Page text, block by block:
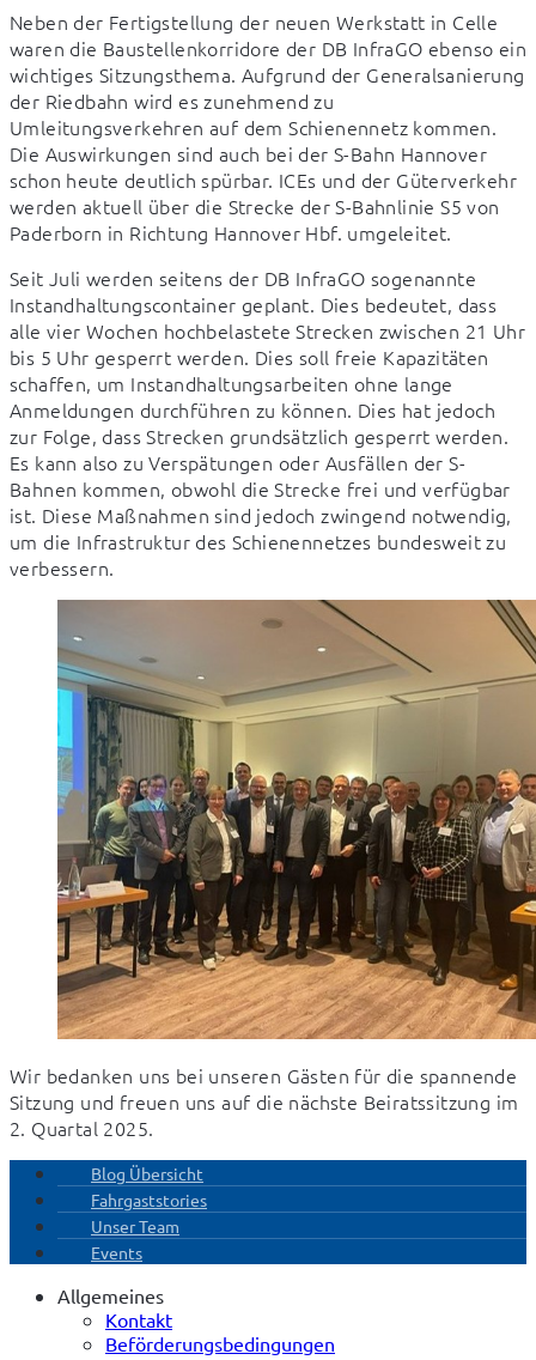
Neben der Fertigstellung der neuen Werkstatt in Celle
waren die Baustellenkorridore der DB InfraGO ebenso ein
wichtiges Sitzungsthema. Aufgrund der Generalsanierung
der Riedbahn wird es zunehmend zu
Umleitungsverkehren auf dem Schienennetz kommen.
Die Auswirkungen sind auch bei der S-Bahn Hannover
schon heute deutlich spürbar. ICEs und der Güterverkehr
werden aktuell über die Strecke der S-Bahnlinie S5 von
Paderborn in Richtung Hannover Hbf. umgeleitet.
Seit Juli werden seitens der DB InfraGO sogenannte
Instandhaltungscontainer geplant. Dies bedeutet, dass
alle vier Wochen hochbelastete Strecken zwischen 21 Uhr
bis 5 Uhr gesperrt werden. Dies soll freie Kapazitäten
schaffen, um Instandhaltungsarbeiten ohne lange
Anmeldungen durchführen zu können. Dies hat jedoch
zur Folge, dass Strecken grundsätzlich gesperrt werden.
Es kann also zu Verspätungen oder Ausfällen der S-
Bahnen kommen, obwohl die Strecke frei und verfügbar
ist. Diese Maßnahmen sind jedoch zwingend notwendig,
um die Infrastruktur des Schienennetzes bundesweit zu
verbessern.
Wir bedanken uns bei unseren Gästen für die spannende
Sitzung und freuen uns auf die nächste Beiratssitzung im
2. Quartal 2025.
Blog Übersicht
Fahrgaststories
Unser Team
Events
Allgemeines
Kontakt
Beförderungsbedingungen